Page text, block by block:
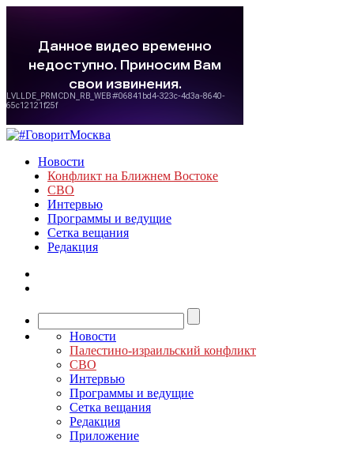
Новости
Конфликт на Ближнем Востоке
СВО
Интервью
Программы и ведущие
Сетка вещания
Редакция
Новости
Палестино-израильский конфликт
СВО
Интервью
Программы и ведущие
Сетка вещания
Редакция
Приложение